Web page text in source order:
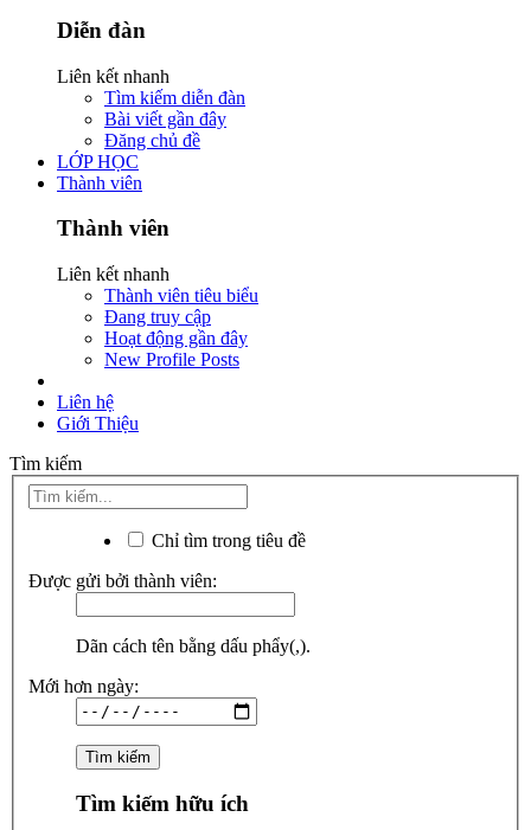
Diễn đàn
Liên kết nhanh
Tìm kiếm diễn đàn
Bài viết gần đây
Đăng chủ đề
LỚP HỌC
Thành viên
Thành viên
Liên kết nhanh
Thành viên tiêu biểu
Đang truy cập
Hoạt động gần đây
New Profile Posts
Liên hệ
Giới Thiệu
Tìm kiếm
Chỉ tìm trong tiêu đề
Được gửi bởi thành viên:
Dãn cách tên bằng dấu phẩy(,).
Mới hơn ngày:
Tìm kiếm hữu ích